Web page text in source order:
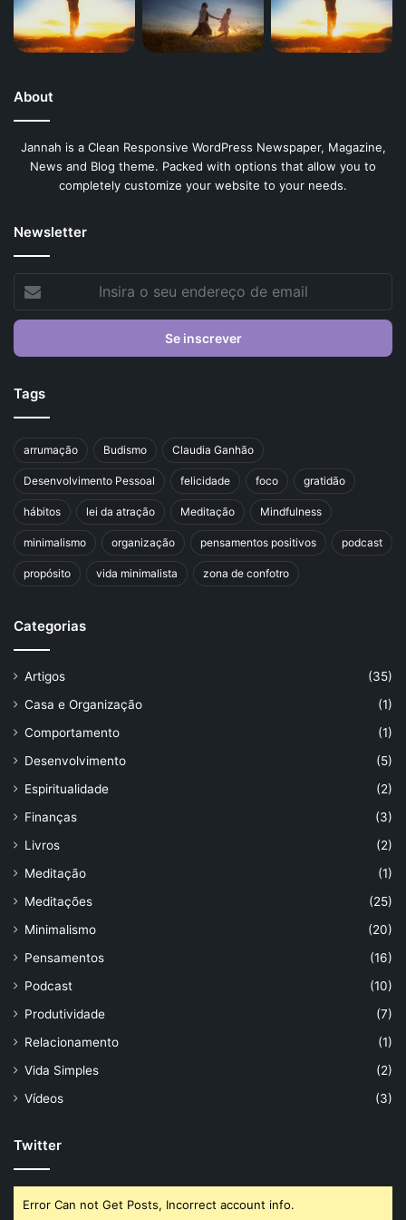
About
Jannah is a Clean Responsive WordPress Newspaper, Magazine,
News and Blog theme. Packed with options that allow you to
completely customize your website to your needs.
Newsletter
seu
de
Tags
arrumação Budismo Claudia Ganhão
Desenvolvimento Pessoal felicidade foco gratidão
hábitos lei da atração Meditação Mindfulness
minimalismo organização pensamentos positivos podcast
propósito vida minimalista zona de confotro
Categorias
Artigos
(35)
Casa e Organização
(1)
Comportamento
(1)
Desenvolvimento
(5)
Espiritualidade
(2)
Finanças
(3)
Livros
(2)
Meditação
(1)
Meditações
(25)
Minimalismo
(20)
Pensamentos
(16)
Podcast
(10)
Produtividade
(7)
Relacionamento
(1)
Vida Simples
(2)
Vídeos
(3)
Twitter
Error Can not Get Posts, Incorrect account info.